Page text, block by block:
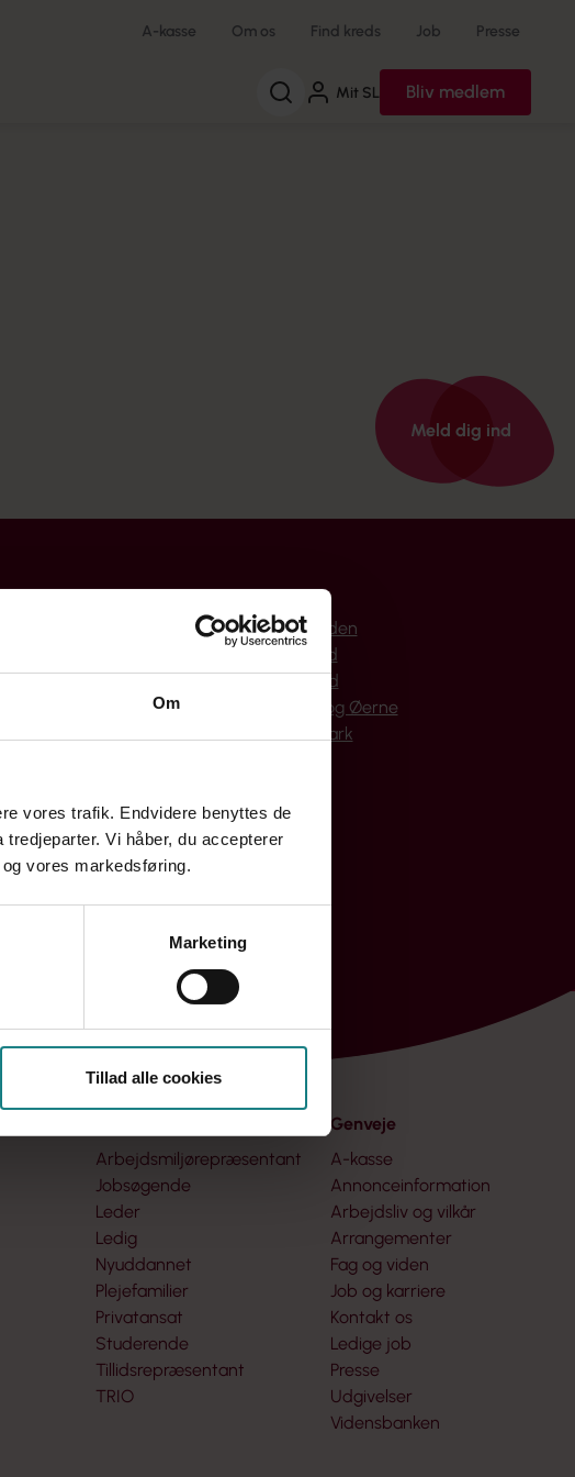
Om
vores trafik. Endvidere benyttes de
Vi håber, du accepterer
vores markedsføring.
Marketing
Tillad alle cookies
A-kasse Om os Find kreds Job Presse
Mit SL Bliv medlem
Meld dig ind
Hovedstaden
Midtjylland
Nordjylland
Sjælland og Øerne
Syddanmark
Arbejdsmiljørepræsentant
Jobsøgende
Leder
Ledig
Nyuddannet
Plejefamilier
Privatansat
Studerende
Tillidsrepræsentant
TRIO
Genveje
A-kasse
Annonceinformation
Arbejdsliv og vilkår
Arrangementer
Fag og viden
Job og karriere
Kontakt os
Ledige job
Presse
Udgivelser
Vidensbanken